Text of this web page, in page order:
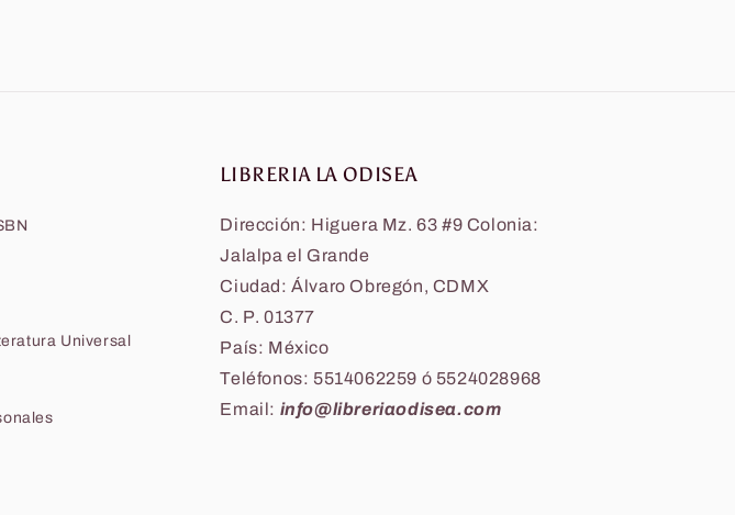
Universal
LIBRERIA LA ODISEA
Dirección: Higuera Mz. 63 #9 Colonia:
Jalalpa el Grande
Ciudad: Álvaro Obregón, CDMX
C. P. 01377
País: México
Teléfonos: 5514062259 ó 5524028968
Email: info@libreriaodisea.com